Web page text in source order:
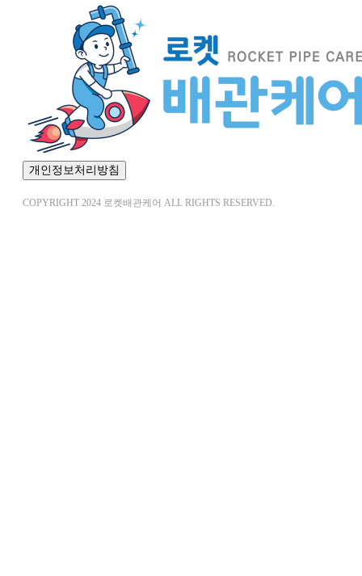
개인정보처리방침
COPYRIGHT 2024 로켓배관케어 ALL RIGHTS RESERVED.